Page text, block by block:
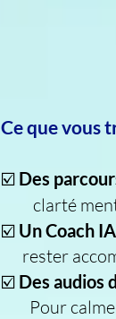
Ce que vous
☑️ Des
clarté
☑️ Un Coach
rester
☑️ Des audios
Pour calmer